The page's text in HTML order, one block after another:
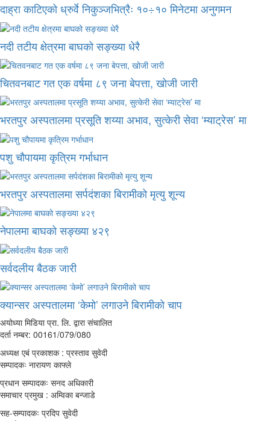
दाह्रा काटिएको ध्रुर्वे निकुञ्जभित्रैः १०÷१० मिनेटमा अनुगमन
नदी तटीय क्षेत्रमा बाघको सङ्ख्या धेरै
चितवनबाट गत एक वर्षमा ८९ जना बेपत्ता, खोजी जारी
भरतपुर अस्पतालमा प्रसूति शय्या अभाव, सुत्केरी सेवा ‘म्याट्रेस’ मा
पशु चौपायमा कृत्रिम गर्भाधान
भरतपुर अस्पतालमा सर्पदंशका बिरामीको मृत्यु शून्य
नेपालमा बाघको सङ्ख्या ४२९
सर्वदलीय बैठक जारी
क्यान्सर अस्पतालमा ‘केमो’ लगाउने बिरामीको चाप
अयोध्या मिडिया प्रा. लि. द्वारा संचालित
दर्ता नम्बर: 00161/079/080
अध्यक्ष एबं प्रकाशक : प्रस्ताव सुवेदी
सम्पादकः नारायण काफ्ले
प्रधान सम्पादकः सनद अधिकारी
समाचार प्रमुख : अम्विका बन्जाडे
सह-सम्पादकः प्रदिप सुवेदी